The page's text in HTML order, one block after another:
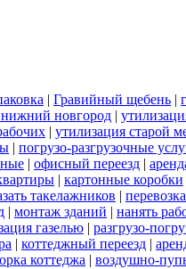
| Гравийный щебень |
нижний новгород |
| утилизация старой
| погрузо-разгрузочные
| офисный переезд |
| картонные коробки
такелажников |
| монтаж зданий | нанять
газелью | разгрузо-
| коттеджный переезд |
коттеджа | воздушно-